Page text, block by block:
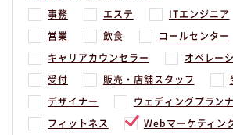
事務 エステ ITエンジニア
営業 飲食 コールセンター
キャリアカウンセラー オペレー
受付 販売・店舗スタッフ
デザイナー ウェディングプラン
フィットネス Webマーケティン